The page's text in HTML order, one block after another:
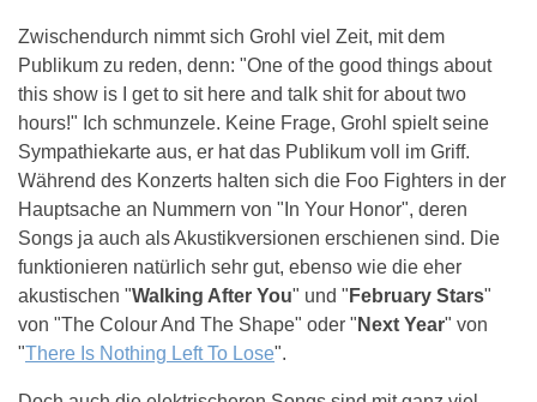
Zwischendurch nimmt sich Grohl viel Zeit, mit dem
Publikum zu reden, denn: "One of the good things about
this show is I get to sit here and talk shit for about two
hours!" Ich schmunzele. Keine Frage, Grohl spielt seine
Sympathiekarte aus, er hat das Publikum voll im Griff.
Während des Konzerts halten sich die Foo Fighters in der
Hauptsache an Nummern von "In Your Honor", deren
Songs ja auch als Akustikversionen erschienen sind. Die
funktionieren natürlich sehr gut, ebenso wie die eher
akustischen "Walking After You" und " February Stars"
von "The Colour And The Shape" oder " Next Year" von
"There Is Nothing Left To Lose".